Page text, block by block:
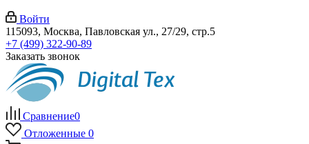
Войти
115093, Москва, Павловская ул., 27/29, стр.5
+7 (499) 322-90-89
Заказать звонок
Сравнение0
Отложенные 0